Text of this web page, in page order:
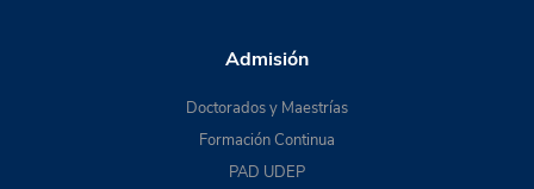
Admisión
Doctorados y Maestrías
Formación Continua
PAD UDEP